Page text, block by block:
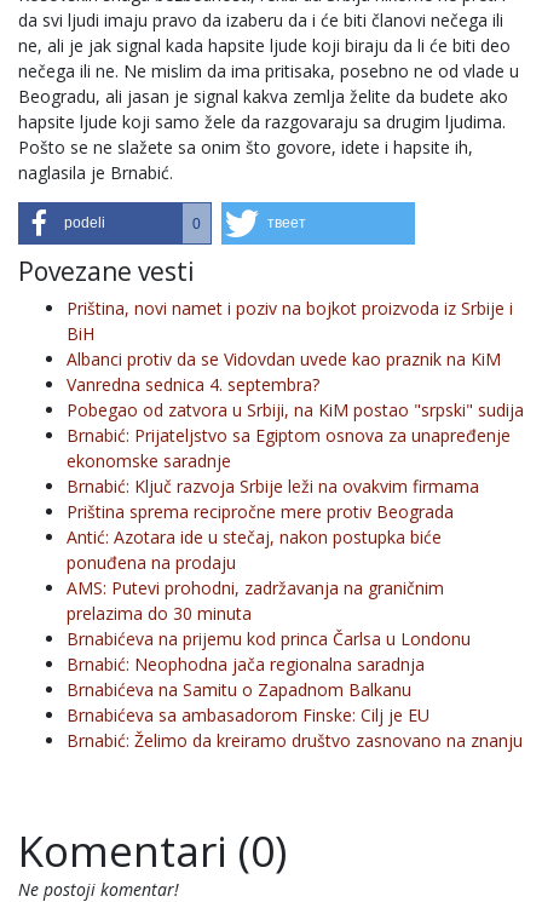
da svi ljudi imaju pravo da izaberu da i će biti članovi nečega ili
ne, ali je jak signal kada hapsite ljude koji biraju da li će biti deo
nečega ili ne. Ne mislim da ima pritisaka, posebno ne od vlade u
Beogradu, ali jasan je signal kakva zemlja želite da budete ako
hapsite ljude koji samo žele da razgovaraju sa drugim ljudima.
Pošto se ne slažete sa onim što govore, idete i hapsite ih,
naglasila je Brnabić.
podeli 0 твеет
Povezane vesti
Priština, novi namet i poziv na bojkot proizvoda iz Srbije i
BiH
Albanci protiv da se Vidovdan uvede kao praznik na KiM
Vanredna sednica 4. septembra?
Pobegao od zatvora u Srbiji, na KiM postao "srpski" sudija
Brnabić: Prijateljstvo sa Egiptom osnova za unapređenje
ekonomske saradnje
Brnabić: Ključ razvoja Srbije leži na ovakvim firmama
Priština sprema recipročne mere protiv Beograda
Antić: Azotara ide u stečaj, nakon postupka biće
ponuđena na prodaju
AMS: Putevi prohodni, zadržavanja na graničnim
prelazima do 30 minuta
Brnabićeva na prijemu kod princa Čarlsa u Londonu
Brnabić: Neophodna jača regionalna saradnja
Brnabićeva na Samitu o Zapadnom Balkanu
Brnabićeva sa ambasadorom Finske: Cilj je EU
Brnabić: Želimo da kreiramo društvo zasnovano na znanju
Komentari (0)
Ne postoji komentar!